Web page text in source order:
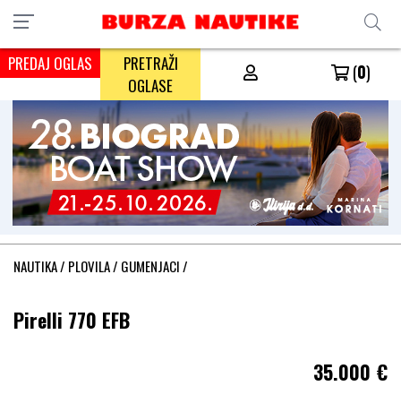
PREDAJ OGLAS
PRETRAŽI
OGLASE
(0)
NAUTIKA/ PLOVILA/ GUMENJACI/
Pirelli 770 EFB
35.000 €